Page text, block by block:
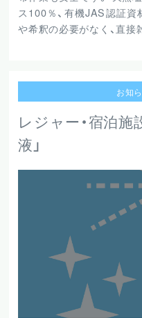
ス100％、有機JAS認証資
や希釈の必要がなく、直
お知
レジャー・宿泊施
液」